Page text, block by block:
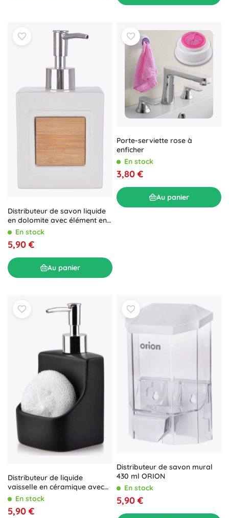
Distributeur de savon liquide
en dolomite avec élément en
bambou 350 ml
En stock
5,90 €
Au panier
Porte-serviette rose à
enficher
En stock
3,80 €
Au panier
Distributeur de liquide
vaisselle en céramique avec
porte-éponge, noir, 400 ml
En stock
5,90 €
Distributeur de savon mural
430 ml ORION
En stock
5,90 €